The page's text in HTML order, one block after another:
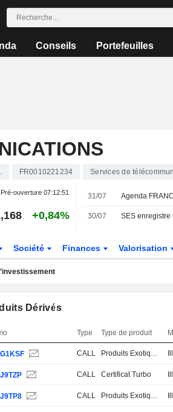
Conseils Portefeuilles
FR0010221234 Services de
ouverture 07:12:51
+0,84%
31/07
30/07
Société Finances Valorisation
Dérivés
Type Type de produit
CALL Produits Exotiques
CALL Certificat Turbo
CALL Produits Exotiques